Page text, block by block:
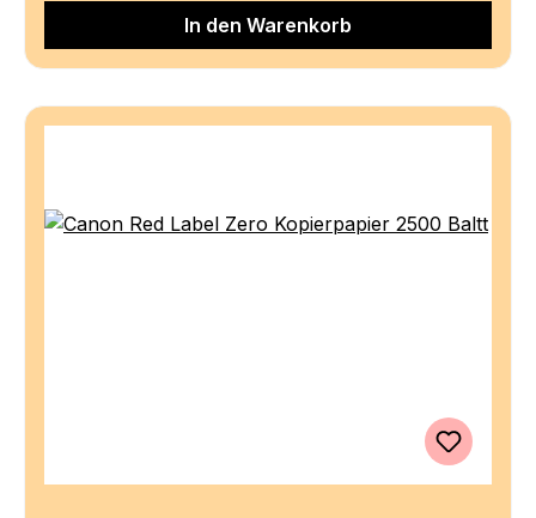
In den Warenkorb